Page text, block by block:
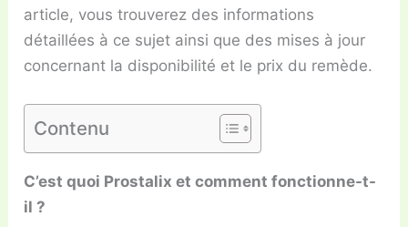
article, vous trouverez des informations
détaillées à ce sujet ainsi que des mises à jour
concernant la disponibilité et le prix du remède.
Contenu
C’est quoi Prostalix et comment fonctionne-t-
il ?